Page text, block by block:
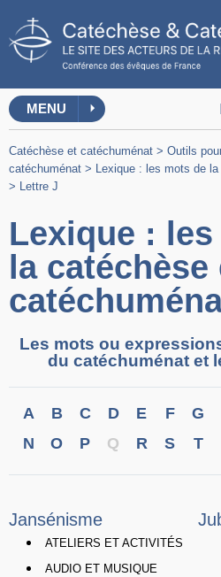
MENU
Catéchèse et catéchuménat > Outils
catéchuménat > Lexique : les mots de
> Lettre J
Lexique :
la catéchèse
Les mots ou
du catéchuménat et
A B C D E F G
N
O P Q R S T
Jansénisme
ATELIERS ET ACTIVITÉS
AUDIO ET MUSIQUE